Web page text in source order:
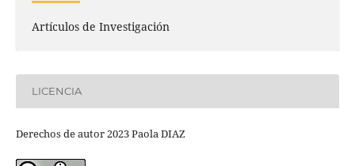
Artículos de Investigación
LICENCIA
Derechos de autor 2023 Paola DIAZ